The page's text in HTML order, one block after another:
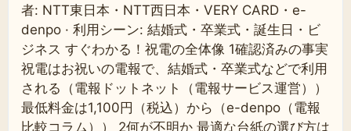
者: NTT東日本・NTT西日本・VERY CARD・e-
denpo · 利用シーン: 結婚式・卒業式・誕生日・ビ
ジネス すぐわかる！祝電の全体像 1確認済みの事実
祝電はお祝いの電報で、結婚式・卒業式などで利用
される（電報ドットネット（電報サービス運営））
最低料金は1,100円（税込）から（e-denpo（電報
比較コラム）） 2何が不明か 最適な台紙の選び方は